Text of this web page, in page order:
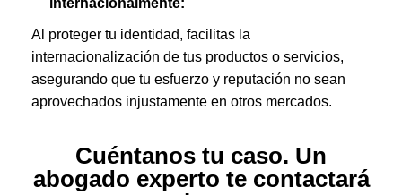
Al proteger tu identidad, facilitas la
internacionalización de tus productos o servicios,
asegurando que tu esfuerzo y reputación no sean
aprovechados injustamente en otros mercados.
Cuéntanos tu caso. Un
abogado experto te contactará